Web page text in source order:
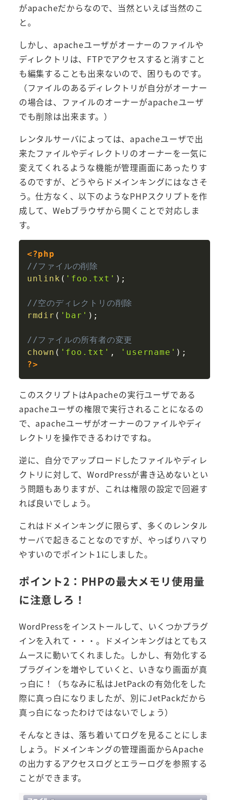
がapacheだからなので、当然といえば当然のこ
と。
しかし、apacheユーザがオーナーのファイルや
ディレクトリは、FTPでアクセスすると消すこと
も編集することも出来ないので、困りものです。
（ファイルのあるディレクトリが自分がオーナー
の場合は、ファイルのオーナーがapacheユーザ
でも削除は出来ます。）
レンタルサーバによっては、apacheユーザで出
来たファイルやディレクトリのオーナーを一気に
変えてくれるような機能が管理画面にあったりす
るのですが、どうやらドメインキングにはなさそ
う。仕方なく、以下のようなPHPスクリプトを作
成して、Webブラウザから開くことで対応しま
す。
<?php
//ファイルの削除
unlink ( 'foo.txt' ) ;
//空のディレクトリの削除
rmdir ( 'bar' ) ;
//ファイルの所有者の変更
chown ( 'foo.txt' , 'username' ) ;
?>
このスクリプトはApacheの実行ユーザである
apacheユーザの権限で実行されることになるの
で、apacheユーザがオーナーのファイルやディ
レクトリを操作できるわけですね。
逆に、自分でアップロードしたファイルやディレ
クトリに対して、WordPressが書き込めないとい
う問題もありますが、これは権限の設定で回避す
れば良いでしょう。
これはドメインキングに限らず、多くのレンタル
サーバで起きることなのですが、やっぱりハマり
やすいのでポイント1にしました。
ポイント2：PHPの最大メモリ使用量
に注意しろ！
WordPressをインストールして、いくつかプラグ
インを入れて・・・。ドメインキングはとてもス
ムースに動いてくれました。しかし、有効化する
プラグインを増やしていくと、いきなり画面が真
っ白に！（ちなみに私はJetPackの有効化をした
際に真っ白になりましたが、別にJetPackだから
真っ白になったわけではないでしょう）
そんなときは、落ち着いてログを見ることにしま
しょう。ドメインキングの管理画面からApache
の出力するアクセスログとエラーログを参照する
ことができます。